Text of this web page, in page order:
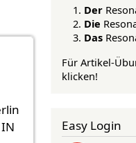
Der
Die
Das
Für Artikel-
klicken!
Easy Login